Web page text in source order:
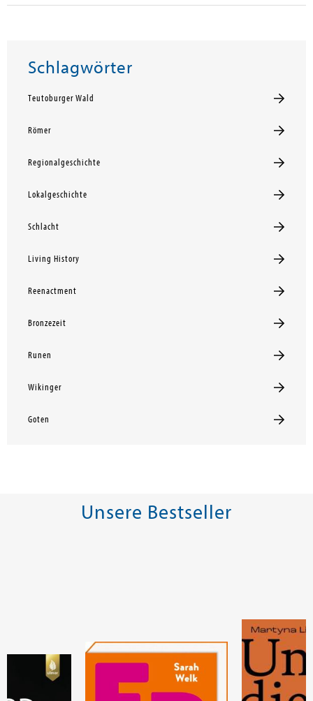
Schlagwörter
Teutoburger Wald
Römer
Regionalgeschichte
Lokalgeschichte
Schlacht
Living History
Reenactment
Bronzezeit
Runen
Wikinger
Goten
Unsere Bestseller